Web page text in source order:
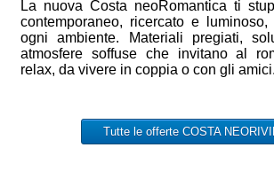
La nuova Costa neoRomantica ti
contemporaneo, ricercato e luminoso,
ogni ambiente. Materiali pregiati,
atmosfere soffuse che invitano al
relax, da vivere in coppia o con gli amici.
Tutte le offerte COSTA